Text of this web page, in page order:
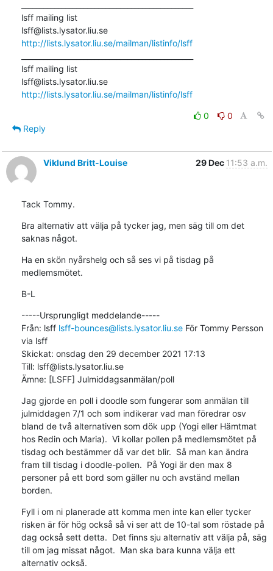
lsff mailing list
lsff@lists.lysator.liu.se
http://lists.lysator.liu.se/mailman/listinfo/lsff
lsff mailing list
lsff@lists.lysator.liu.se
http://lists.lysator.liu.se/mailman/listinfo/lsff
0
0
Reply
Viklund Britt-Louise 29 Dec 11:53 a.m.
Tack Tommy.
Bra alternativ att välja på tycker jag, men säg till om det
saknas något.
Ha en skön nyårshelg och så ses vi på tisdag på
medlemsmötet.
B-L
-----Ursprungligt meddelande-----
Från: lsff lsff-bounces@lists.lysator.liu.se För Tommy Persson
via lsff
Skickat: onsdag den 29 december 2021 17:13
Till: lsff@lists.lysator.liu.se
Ämne: [LSFF] Julmiddagsanmälan/poll
Jag gjorde en poll i doodle som fungerar som anmälan till
julmiddagen 7/1 och som indikerar vad man föredrar osv
bland de två alternativen som dök upp (Yogi eller Hämtmat
hos Redin och Maria).  Vi kollar pollen på medlemsmötet på
tisdag och bestämmer då var det blir.  Så man kan ändra
fram till tisdag i doodle-pollen.  På Yogi är den max 8
personer på ett bord som gäller nu och avständ mellan
borden.
Fyll i om ni planerade att komma men inte kan eller tycker
risken är för hög också så vi ser att de 10-tal som röstade på
dag också sett detta.  Det finns sju alternativ att välja på, säg
till om jag missat något.  Man ska bara kunna välja ett
alternativ också.